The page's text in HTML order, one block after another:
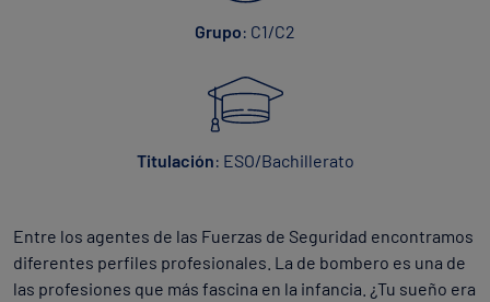
Grupo: C1/C2
Titulación: ESO/Bachillerato
Entre los agentes de las Fuerzas de Seguridad encontramos
diferentes perfiles profesionales. La de bombero es una de
las profesiones que más fascina en la infancia. ¿Tu sueño era